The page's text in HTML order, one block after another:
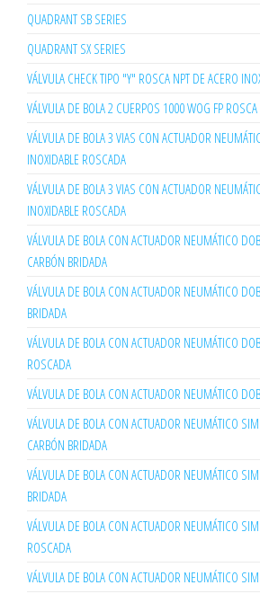
QUADRANT SB SERIES
QUADRANT SX SERIES
VÁLVULA CHECK TIPO "Y" ROSCA NPT DE ACERO
VÁLVULA DE BOLA 2 CUERPOS 1000 WOG FP
VÁLVULA DE BOLA 3 VIAS CON ACTUADOR
INOXIDABLE ROSCADA
VÁLVULA DE BOLA 3 VIAS CON ACTUADOR
INOXIDABLE ROSCADA
VÁLVULA DE BOLA CON ACTUADOR NEUMÁTICO
CARBÓN BRIDADA
VÁLVULA DE BOLA CON ACTUADOR NEUMÁTICO
BRIDADA
VÁLVULA DE BOLA CON ACTUADOR NEUMÁTICO
ROSCADA
VÁLVULA DE BOLA CON ACTUADOR NEUMÁTICO
VÁLVULA DE BOLA CON ACTUADOR NEUMÁTICO
CARBÓN BRIDADA
VÁLVULA DE BOLA CON ACTUADOR NEUMÁTICO
BRIDADA
VÁLVULA DE BOLA CON ACTUADOR NEUMÁTICO
ROSCADA
VÁLVULA DE BOLA CON ACTUADOR NEUMÁTICO